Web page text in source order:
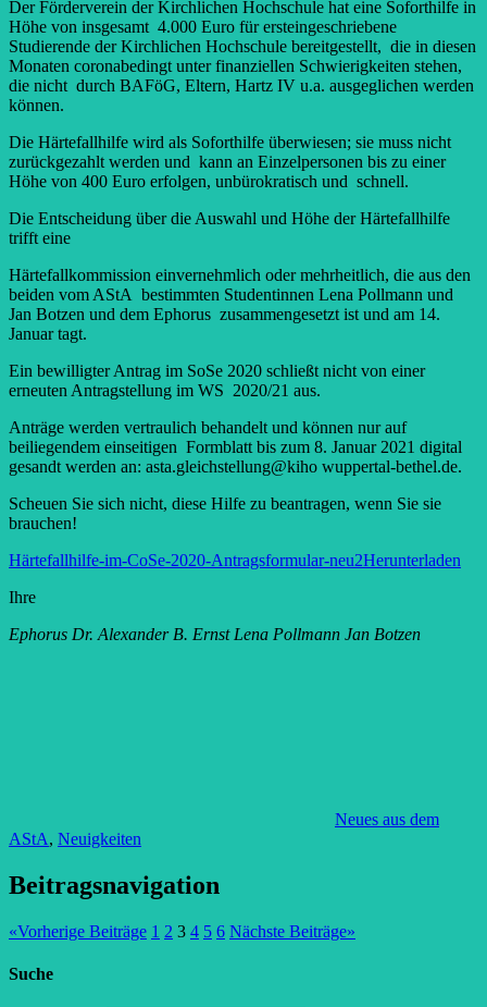
Der Förderverein der Kirchlichen Hochschule hat eine Soforthilfe in
Höhe von insgesamt 4.000 Euro für ersteingeschriebene
Studierende der Kirchlichen Hochschule bereitgestellt, die in diesen
Monaten coronabedingt unter finanziellen Schwierigkeiten stehen,
die nicht durch BAFöG, Eltern, Hartz IV u.a. ausgeglichen werden
können.
Die Härtefallhilfe wird als Soforthilfe überwiesen; sie muss nicht
zurückgezahlt werden und kann an Einzelpersonen bis zu einer
Höhe von 400 Euro erfolgen, unbürokratisch und schnell.
Die Entscheidung über die Auswahl und Höhe der Härtefallhilfe
trifft eine
Härtefallkommission einvernehmlich oder mehrheitlich, die aus den
beiden vom AStA bestimmten Studentinnen Lena Pollmann und
Jan Botzen und dem Ephorus zusammengesetzt ist und am 14.
Januar tagt.
Ein bewilligter Antrag im SoSe 2020 schließt nicht von einer
erneuten Antragstellung im WS 2020/21 aus.
Anträge werden vertraulich behandelt und können nur auf
beiliegendem einseitigen Formblatt bis zum 8. Januar 2021 digital
gesandt werden an: asta.gleichstellung@kiho wuppertal-bethel.de.
Scheuen Sie sich nicht, diese Hilfe zu beantragen, wenn Sie sie
brauchen!
Härtefallhilfe-im-CoSe-2020-Antragsformular-neu2Herunterladen
Ihre
Ephorus Dr. Alexander B. Ernst Lena Pollmann Jan Botzen
Neues aus dem
AStA, Neuigkeiten
Beitragsnavigation
«Vorherige Beiträge 1 2 3 4 5 6 Nächste Beiträge»
Suche